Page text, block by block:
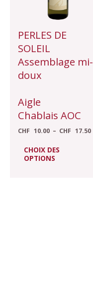
PERLES DE
SOLEIL
Assemblage mi-
doux
Aigle
Chablais AOC
CHF 10.00 – CHF 17.50
CHOIX DES
OPTIONS